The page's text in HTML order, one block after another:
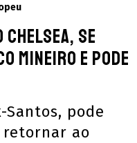
Chelsea, se
Mineiro e pode
Santos, pode
retornar ao